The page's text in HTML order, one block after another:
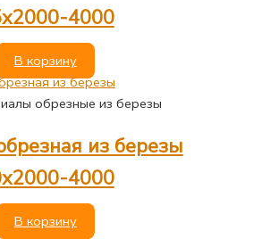
4000
В корзину
обрезные из березы
из березы
4000
В корзину